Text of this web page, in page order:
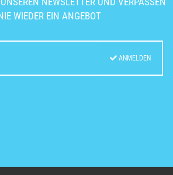
WIEDER EIN ANGEBOT
ANMELDEN